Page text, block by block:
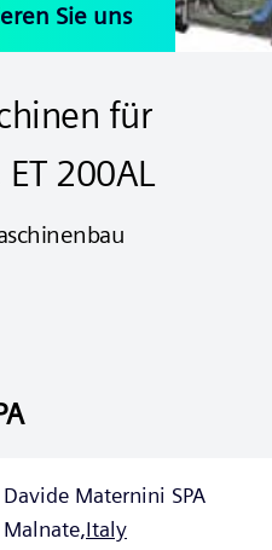
Sie uns
für
200AL
Davide Maternini SPA
Malnate,Italy